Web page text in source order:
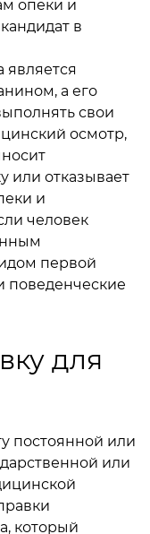
опеки и
в
а его
свои
осмотр,
или отказывает
и
человек
первой
поведенческие
для
постоянной или
или
который